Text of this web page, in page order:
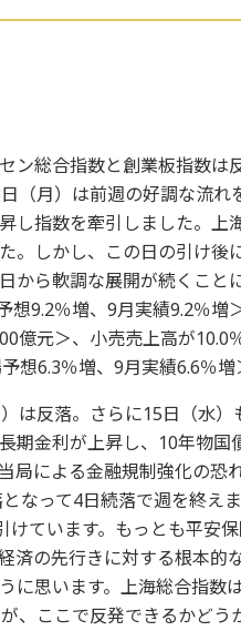
ン総合指数と創業板指数は
（月）は前週の好調な流れ
し指数を牽引しました。上
。しかし、この日の引け後
から軟調な展開が続くこと
想9.2％増、9月実績9.2％増
億元＞、小売売上高が10.0
想6.3％増、9月実績6.6％増
は反落。さらに15日（水
期金利が上昇し、10年物国
局による金融規制強化の恐
なって4日続落で週を終え
ています。もっとも平安
済の先行きに対する根本的
に思います。上海総合指数
、ここで反発できるかどう